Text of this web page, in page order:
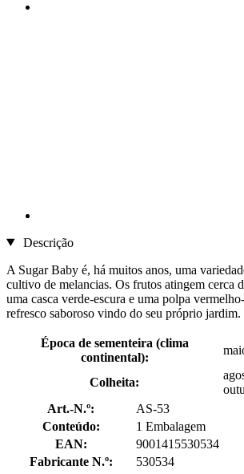
Descrição
A Sugar Baby é, há muitos anos, uma
cultivo de melancias. Os frutos atingem cerca
uma casca verde-escura e uma polpa
refresco saboroso vindo do seu próprio jardim.
Época de sementeira (clima
continental):
Colheita:
Art.-N.º:
AS-53
Conteúdo:
1 Embalagem
EAN:
9001415530534
Fabricante N.º:
530534